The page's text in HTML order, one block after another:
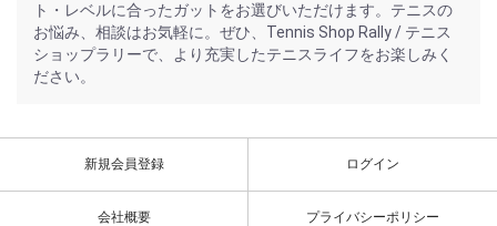
ト・レベルに合ったガットをお選びいただけます。テニスの
お悩み、相談はお気軽に。ぜひ、Tennis Shop Rally / テニス
ショップラリーで、より充実したテニスライフをお楽しみく
ださい。
新規会員登録 ログイン
会社概要 プライバシーポリシー